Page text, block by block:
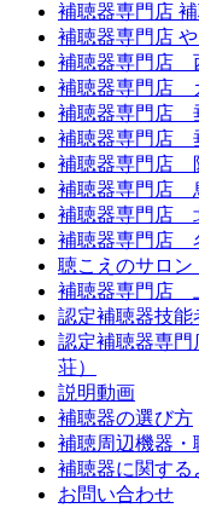
補聴器専門店
補聴器専門店
補聴器専門店
補聴器専門店
補聴器専門店
補聴器専門店
補聴器専門店
補聴器専門店
補聴器専門店
補聴器専門店
聴こえのサロン
補聴器専門店
認定補聴器技
認定補聴器専
荘）
説明動画
補聴器の選び方
補聴周辺機器
補聴器に関する
お問い合わせ